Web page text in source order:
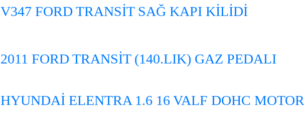
V347 FORD TRANSİT SAĞ KAPI KİLİDİ
2011 FORD TRANSİT (140.LIK) GAZ PEDALI
HYUNDAİ ELENTRA 1.6 16 VALF DOHC MOTOR